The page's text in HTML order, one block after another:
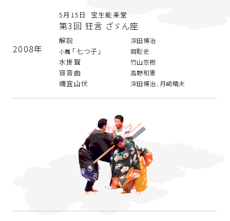
2008年
5月15日 宝生能楽堂
第3回 狂言 ざゞん座
解説 深田博治
小舞 「七つ子」 岡聡史
水掛聟 竹山悠樹
寝音曲 高野和憲
禰宜山伏 深田博治、月崎晴夫